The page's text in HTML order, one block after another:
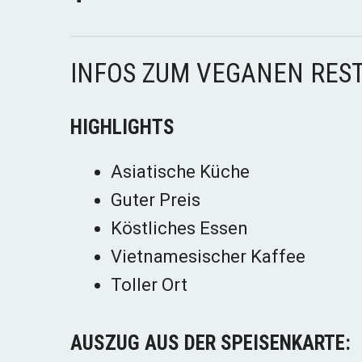
INFOS ZUM VEGANEN
HIGHLIGHTS
Asiatische Küche
Guter Preis
Köstliches Essen
Vietnamesischer Kaffee
Toller Ort
AUSZUG AUS DER SPEISENKARTE: